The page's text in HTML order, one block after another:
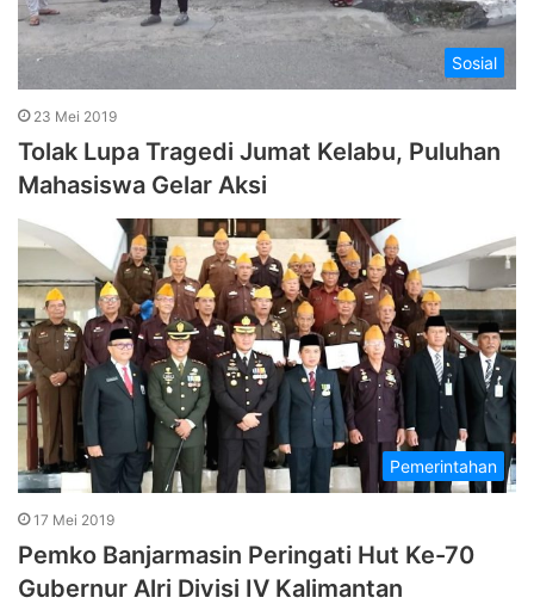
Sosial
23 Mei 2019
Tolak Lupa Tragedi Jumat Kelabu, Puluhan
Mahasiswa Gelar Aksi
Pemerintahan
17 Mei 2019
Pemko Banjarmasin Peringati Hut Ke-70
Gubernur Alri Divisi IV Kalimantan